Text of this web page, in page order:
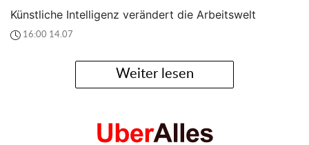
Künstliche Intelligenz verändert die Arbeitswelt
16:00 14.07
Weiter lesen